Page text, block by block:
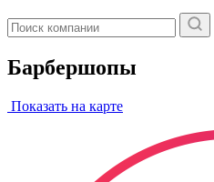
Барбершопы
Показать на карте